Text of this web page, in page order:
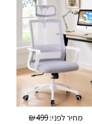
מחיר לפני:499 ₪